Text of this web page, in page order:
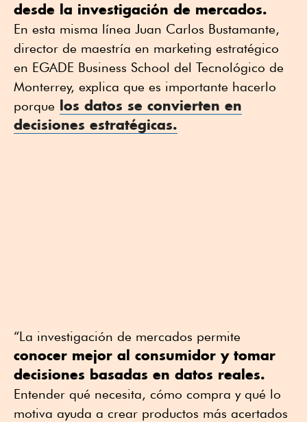
desde la investigación de mercados.
En esta misma línea Juan Carlos Bustamante,
director de maestría en marketing estratégico
en EGADE Business School del Tecnológico de
Monterrey, explica que es importante hacerlo
porque
los datos se convierten en
decisiones estratégicas.
“La investigación de mercados permite
conocer mejor al consumidor y tomar
decisiones basadas en datos reales.
Entender qué necesita, cómo compra y qué lo
motiva ayuda a crear productos más acertados